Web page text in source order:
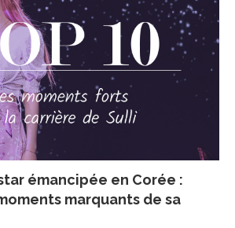
émancipée en Corée :
marquants de sa